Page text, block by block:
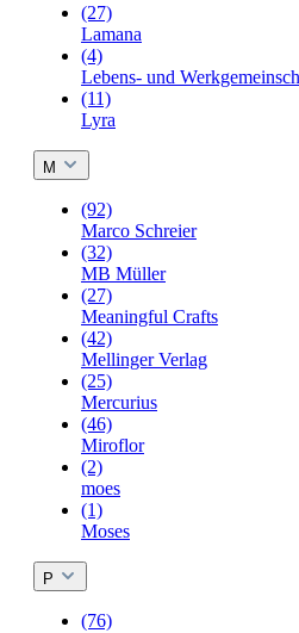
(27)
Lamana
(4)
Lebens- und
(11)
Lyra
M
(92)
Marco Schreier
(32)
MB Müller
(27)
Meaningful Crafts
(42)
Mellinger Verlag
(25)
Mercurius
(46)
Miroflor
(2)
moes
(1)
Moses
P
(76)